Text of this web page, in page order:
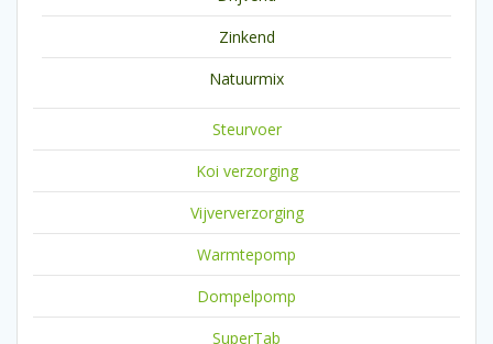
Zinkend
Natuurmix
Steurvoer
Koi verzorging
Vijververzorging
Warmtepomp
Dompelpomp
SuperTab